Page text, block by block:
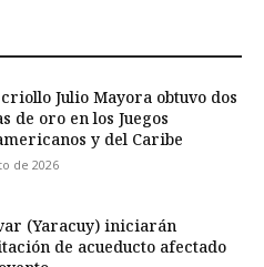
Julio Mayora obtuvo dos
de oro en los Juegos
y del Caribe
de 2026
(Yaracuy) iniciarán
de acueducto afectado